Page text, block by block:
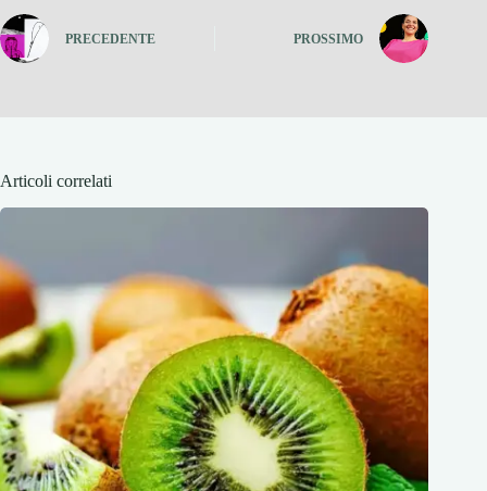
PRECEDENTE PROSSIMO
Articoli correlati